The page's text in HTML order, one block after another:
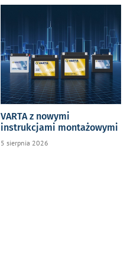
VARTA z nowymi
instrukcjami montażowymi
5 sierpnia 2026